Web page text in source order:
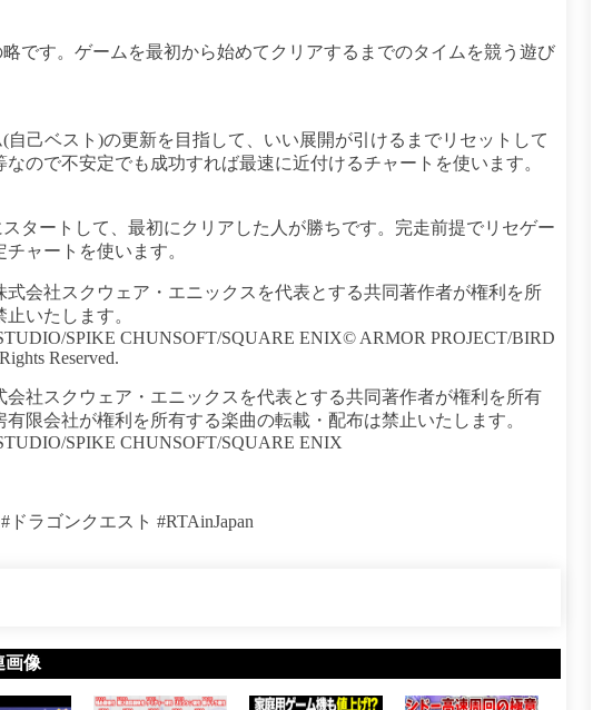
です。ゲームを最初から始めてクリアするまでのタイムを競う遊び
己ベスト)の更新を目指して、いい展開が引けるまでリセットして
なので不安定でも成功すれば最速に近付けるチャートを使います。
タートして、最初にクリアした人が勝ちです。完走前提でリセゲー
ャートを使います。
式会社スクウェア・エニックスを代表とする共同著作者が権利を所
いたします。
SPIKE CHUNSOFT/SQUARE ENIX© ARMOR PROJECT/BIRD
Reserved.
会社スクウェア・エニックスを代表とする共同著作者が権利を所有
限会社が権利を所有する楽曲の転載・配布は禁止いたします。
SPIKE CHUNSOFT/SQUARE ENIX
ラゴンクエスト #RTAinJapan
画像